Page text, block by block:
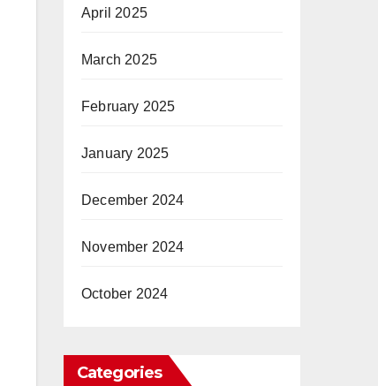
April 2025
March 2025
February 2025
January 2025
December 2024
November 2024
October 2024
Categories